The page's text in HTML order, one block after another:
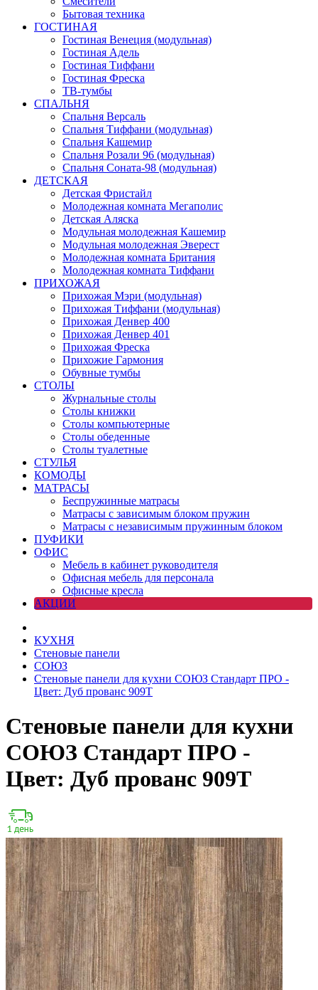
Бытовая техника
ГОСТИНАЯ
Гостиная Венеция (модульная)
Гостиная Адель
Гостиная Тиффани
Гостиная Фреска
ТВ-тумбы
СПАЛЬНЯ
Спальня Версаль
Спальня Тиффани (модульная)
Спальня Кашемир
Спальня Розали 96 (модульная)
Спальня Соната-98 (модульная)
ДЕТСКАЯ
Детская Фристайл
Молодежная комната Мегаполис
Детская Аляска
Модульная молодежная Кашемир
Модульная молодежная Эверест
Молодежная комната Британия
Молодежная комната Тиффани
ПРИХОЖАЯ
Прихожая Мэри (модульная)
Прихожая Тиффани (модульная)
Прихожая Денвер 400
Прихожая Денвер 401
Прихожая Фреска
Прихожие Гармония
Обувные тумбы
СТОЛЫ
Журнальные столы
Столы книжки
Столы компьютерные
Столы обеденные
Столы туалетные
СТУЛЬЯ
КОМОДЫ
МАТРАСЫ
Беспружинные матрасы
Матрасы с зависимым блоком пружин
Матрасы с независимым пружинным блоком
ПУФИКИ
ОФИС
Мебель в кабинет руководителя
Офисная мебель для персонала
Офисные кресла
АКЦИИ
КУХНЯ
Стеновые панели
СОЮЗ
Стеновые панели для кухни СОЮЗ Стандарт ПРО -
Цвет: Дуб прованс 909Т
Стеновые панели для кухни
СОЮЗ Стандарт ПРО -
Цвет: Дуб прованс 909Т